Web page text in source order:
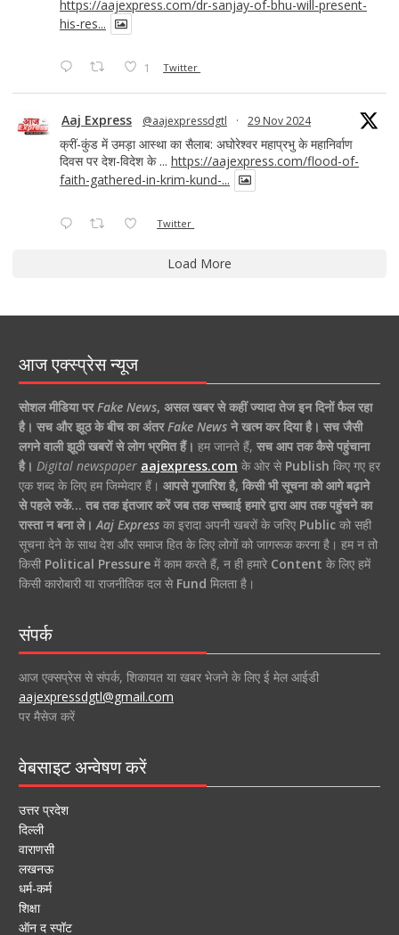
https://aajexpress.com/dr-sanjay-of-bhu-will-present-
his-res...
1 Twitter
Aaj Express @aajexpressdgtl · 29 Nov 2024
क्रीं-कुंड में उमड़ा आस्था का सैलाब: अघोरेश्वर महाप्रभु के महानिर्वाण
दिवस पर देश-विदेश के ... https://aajexpress.com/flood-of-
faith-gathered-in-krim-kund-...
Twitter
Load More
आज एक्स्प्रेस न्यूज
सोशल मीडिया पर Fake News, असल खबर से कहीं ज्यादा तेज इन दिनों फैल रहा
है। सच और झूठ के बीच का अंतर Fake Newsने खत्म कर दिया है। सच जैसी
लगने वाली झूठी खबरों से लोग भ्रमित हैं। हम जानते हैं, सच आप तक कैसे पहुंचाना
है। Digital newspaper aajexpress.com के ओर से Publish किए गए हर
एक शब्द के लिए हम जिम्मेदार हैं। आपसे गुजारिश है, किसी भी सूचना को आगे बढ़ाने
से पहले रुकें… तब तक इंतजार करें जब तक सच्चाई हमारे द्वारा आप तक पहुंचने का
रास्ता न बना ले। Aaj Expressका इरादा अपनी खबरों के जरिए Publicको सही
सूचना देने के साथ देश और समाज हित के लिए लोगों को जागरूक करना है। हम न तो
किसी Political Pressureमें काम करते हैं, न ही हमारे Content के लिए हमें
किसी कारोबारी या राजनीतिक दल से Fund मिलता है।
संपर्क
आज एक्सप्रेस से संपर्क, शिकायत या खबर भेजने के लिए ई मेल आईडी
aajexpressdgtl@gmail.com
पर मैसेज करें
वेबसाइट अन्वेषण करें
उत्तर प्रदेश
दिल्ली
वाराणसी
लखनऊ
धर्म-कर्म
शिक्षा
ऑन द स्पॉट